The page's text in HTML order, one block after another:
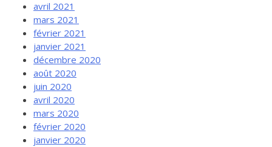
avril 2021
mars 2021
février 2021
janvier 2021
décembre 2020
août 2020
juin 2020
avril 2020
mars 2020
février 2020
janvier 2020